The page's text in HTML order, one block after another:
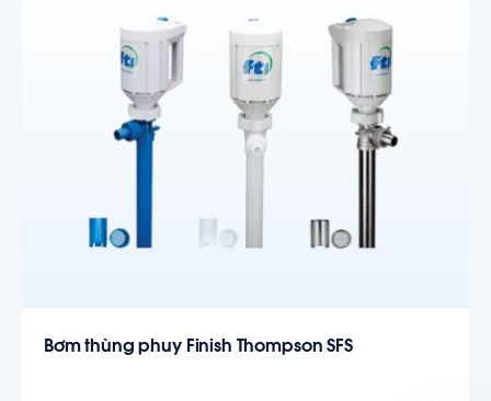
Bơm thùng phuy Finish Thompson SFS